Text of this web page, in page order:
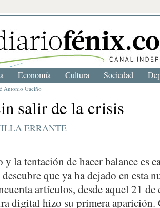
Antonio Gaciño
salir de la crisis
ERRANTE
y la tentación de hacer balance es
que ya ha dejado en esta
artículos, desde aquel 21
digital hizo su primera aparición.
Economía Cultura Sociedad